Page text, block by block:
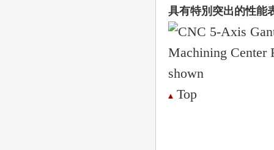
具有特別突出的性能
Top